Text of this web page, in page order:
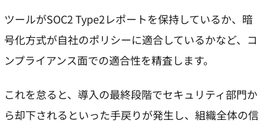
ツールがSOC2 Type2レポートを保持しているか、暗
号化方式が自社のポリシーに適合しているかなど、コ
ンプライアンス面での適合性を精査します。
これを怠ると、導入の最終段階でセキュリティ部門か
ら却下されるといった手戻りが発生し、組織全体の信